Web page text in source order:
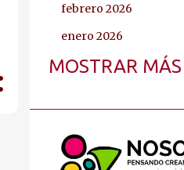
febrero 2026
enero 2026
2025
octubre 2025
MOSTRAR MÁS